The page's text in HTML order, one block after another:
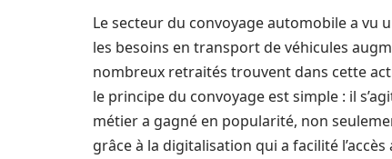
Le secteur du convoyage automobile a vu
les besoins en transport de véhicules
nombreux retraités trouvent dans cette
le principe du convoyage est simple : il
métier a gagné en popularité, non
grâce à la digitalisation qui a facilité